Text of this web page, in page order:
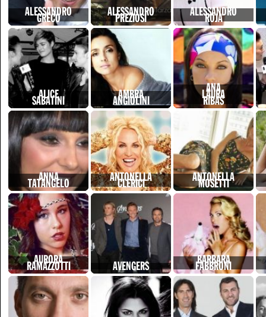
ALESSANDRO
GRECO ALESSANDRO
PREZIOSI ALESSANDRO
ROJA
ALICE
SABATINI AMBRA
ANGIOLINI
ANA
LAURA
RIBAS
ANNA
TATANGELO ANTONELLA
CLERICI ANTONELLA
MOSETTI
AURORA
RAMAZZOTTI AVENGERS BARBARA
FABBRONI